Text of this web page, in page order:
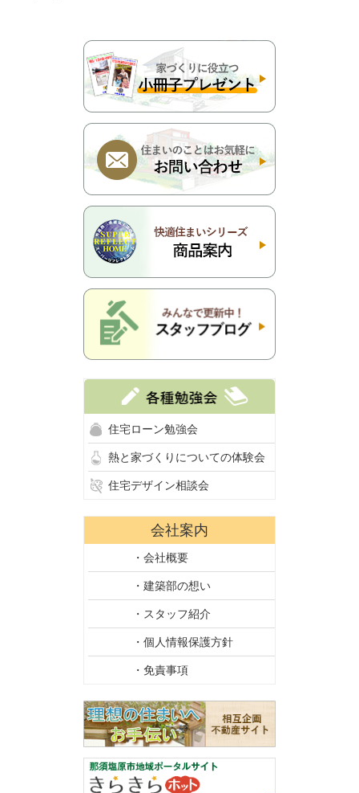
住宅ローン勉強会
熱と家づくりについての体験会
住宅デザイン相談会
会社案内
・会社概要
・建築部の想い
・スタッフ紹介
・個人情報保護方針
・免責事項